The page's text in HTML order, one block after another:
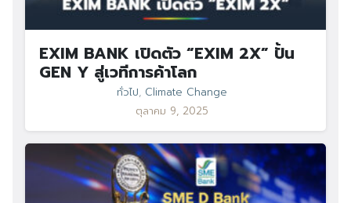
EXIM BANK เปิดตัว “EXIM 2X” ปั้น
GEN Y สู่เวทีการค้าโลก
ทั่วไป, Climate Change
ตุลาคม 9, 2025